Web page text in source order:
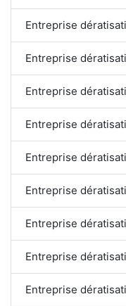
Entreprise
Entreprise
Entreprise
Entreprise
Entreprise
Entreprise
Entreprise
Entreprise
Entreprise